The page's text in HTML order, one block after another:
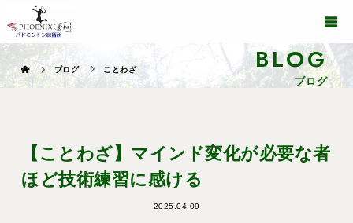
BLOG
ブログ
ブログ ことわざ
【ことわざ】マインド変化が必要な者
ほど技術練習に感ける
2025.04.09